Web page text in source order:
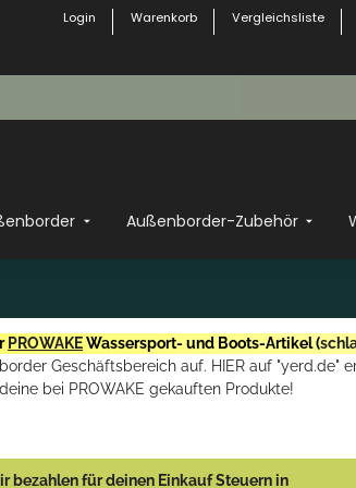
Login Warenkorb Vergleichsliste
Außenborder-Zubehör
PROWAKEWassersport- und Boots-Artikel (
Geschäftsbereich auf. HIER auf "yerd.de"
deine bei PROWAKE gekauften Produkte!
bezahlen für deinen Einkauf Steuern in